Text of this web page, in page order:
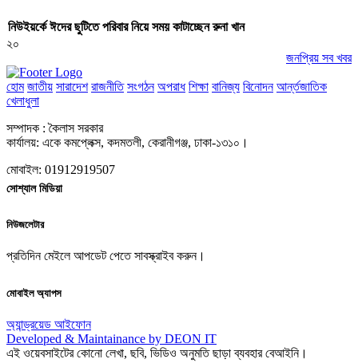
নিউইয়র্কে ঈদের ছুটিতে পরিবার নিয়ে সময় কাটাচ্ছেন রুনা খান
২০
জনপ্রিয় সব খবর
হোম জাতীয় সারাদেশ রাজনীতি সংগঠন অপরাধ শিক্ষা বানিজ্য বিনোদন আর্ন্তজাতিক
খেলাধুলা
সম্পাদক : কৈলাস সরকার
কার্যালয়: একে কমপ্লেক্স, কদমতলী, কেরানীগঞ্জ, ঢাকা-১৩১০।
মোবাইল: 01912919507
সোশ্যাল মিডিয়া
নিউজলেটার
প্রতিদিন মেইলে আপডেট পেতে সাবস্ক্রাইব করুন।
মোবাইল অ্যাপস
অ্যান্ড্রয়েড আইফোন
Developed & Maintainance by DEON IT
এই ওয়েবসাইটের কোনো লেখা, ছবি, ভিডিও অনুমতি ছাড়া ব্যবহার বেআইনি।